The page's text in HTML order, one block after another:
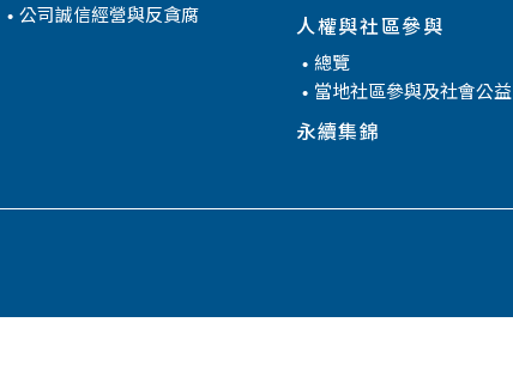
公司誠信經營與反貪腐
人權與社區參與
總覽
當地社區參與及社會公益
永續集錦